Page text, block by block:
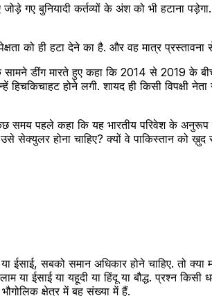
गए बुनियादी कर्तव्यों के अंश को भी हटाना
को ही हटा देने का है. और वह मात्र प्रस्तावना
डींग मारते हुए कहा कि 2014 से 2019 के
होने लगी. शायद ही किसी विपक्षी
समय पहले कहा कि यह भारतीय परिवेश के अनुरूप
उसे सेक्युलर होना चाहिए? क्यों वे पाकिस्तान को
ईसाई, सबको समान अधिकार होने चाहिए. तो
या ईसाई या यहूदी या हिंदू या बौद्ध. प्रश्न
क्षेत्र में बहु संख्या में हैं.